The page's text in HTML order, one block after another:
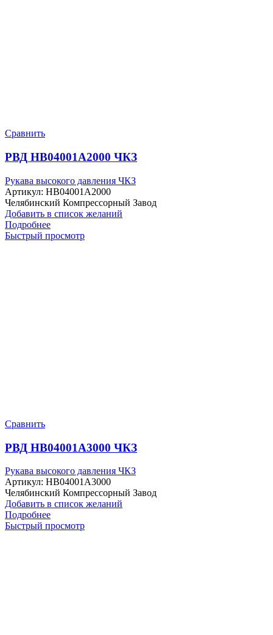
Сравнить
РВД HB04001A2000 ЧКЗ
Рукава высокого давления ЧКЗ
Артикул: HB04001A2000
Челябинский Компрессорный Завод
Добавить в список желаний
Подробнее
Быстрый просмотр
Сравнить
РВД HB04001A3000 ЧКЗ
Рукава высокого давления ЧКЗ
Артикул: HB04001A3000
Челябинский Компрессорный Завод
Добавить в список желаний
Подробнее
Быстрый просмотр